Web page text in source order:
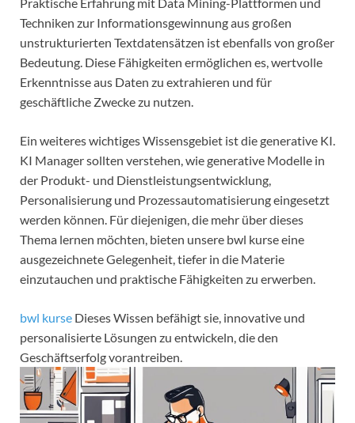
Techniken zur Informationsgewinnung aus großen
unstrukturierten Textdatensätzen ist ebenfalls von großer
Bedeutung. Diese Fähigkeiten ermöglichen es, wertvolle
Erkenntnisse aus Daten zu extrahieren und für
geschäftliche Zwecke zu nutzen.
Ein weiteres wichtiges Wissensgebiet ist die generative KI.
KI Manager sollten verstehen, wie generative Modelle in
der Produkt- und Dienstleistungsentwicklung,
Personalisierung und Prozessautomatisierung eingesetzt
werden können. Für diejenigen, die mehr über dieses
Thema lernen möchten, bieten unsere bwl kurse eine
ausgezeichnete Gelegenheit, tiefer in die Materie
einzutauchen und praktische Fähigkeiten zu erwerben.
bwl kurse Dieses Wissen befähigt sie, innovative und
personalisierte Lösungen zu entwickeln, die den
Geschäftserfolg vorantreiben.